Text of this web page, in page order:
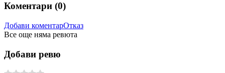
Коментари (0)
Добави коментарОтказ
Все още няма ревюта
Добави ревю